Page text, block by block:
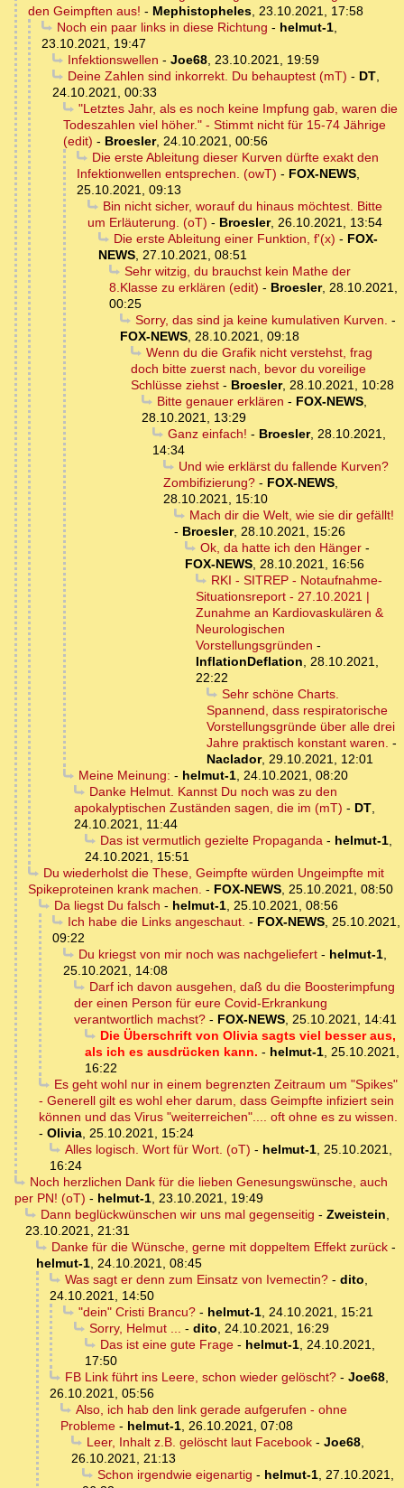
den Geimpften aus! - Mephistopheles, 23.10.2021, 17:58
Noch ein paar links in diese Richtung - helmut-1,
23.10.2021, 19:47
Infektionswellen - Joe68, 23.10.2021, 19:59
Deine Zahlen sind inkorrekt. Du behauptest (mT) - DT,
24.10.2021, 00:33
"Letztes Jahr, als es noch keine Impfung gab, waren die
Todeszahlen viel höher." - Stimmt nicht für 15-74 Jährige
(edit) - Broesler, 24.10.2021, 00:56
Die erste Ableitung dieser Kurven dürfte exakt den
Infektionwellen entsprechen. (owT) - FOX-NEWS,
25.10.2021, 09:13
Bin nicht sicher, worauf du hinaus möchtest. Bitte
um Erläuterung. (oT) - Broesler, 26.10.2021, 13:54
Die erste Ableitung einer Funktion, f'(x) - FOX-
NEWS, 27.10.2021, 08:51
Sehr witzig, du brauchst kein Mathe der
8.Klasse zu erklären (edit) - Broesler, 28.10.2021,
00:25
Sorry, das sind ja keine kumulativen Kurven. -
FOX-NEWS, 28.10.2021, 09:18
Wenn du die Grafik nicht verstehst, frag
doch bitte zuerst nach, bevor du voreilige
Schlüsse ziehst - Broesler, 28.10.2021, 10:28
Bitte genauer erklären - FOX-NEWS,
28.10.2021, 13:29
Ganz einfach! - Broesler, 28.10.2021,
14:34
Und wie erklärst du fallende Kurven?
Zombifizierung? - FOX-NEWS,
28.10.2021, 15:10
Mach dir die Welt, wie sie dir gefällt!
- Broesler, 28.10.2021, 15:26
Ok, da hatte ich den Hänger-
FOX-NEWS, 28.10.2021, 16:56
RKI - SITREP - Notaufnahme-
Situationsreport - 27.10.2021 |
Zunahme an Kardiovaskulären &
Neurologischen
Vorstellungsgründen -
InflationDeflation, 28.10.2021,
22:22
Sehr schöne Charts.
Spannend, dass respiratorische
Vorstellungsgründe über alle drei
Jahre praktisch konstant waren. -
Naclador, 29.10.2021, 12:01
Meine Meinung: - helmut-1, 24.10.2021, 08:20
Danke Helmut. Kannst Du noch was zu den
apokalyptischen Zuständen sagen, die im (mT) - DT,
24.10.2021, 11:44
Das ist vermutlich gezielte Propaganda- helmut-1,
24.10.2021, 15:51
Du wiederholst die These, Geimpfte würden Ungeimpfte mit
Spikeproteinen krank machen. - FOX-NEWS, 25.10.2021, 08:50
Da liegst Du falsch - helmut-1, 25.10.2021, 08:56
Ich habe die Links angeschaut. - FOX-NEWS, 25.10.2021,
09:22
Du kriegst von mir noch was nachgeliefert- helmut-1,
25.10.2021, 14:08
Darf ich davon ausgehen, daß du die Boosterimpfung
der einen Person für eure Covid-Erkrankung
verantwortlich machst? - FOX-NEWS, 25.10.2021, 14:41
Die Überschrift von Olivia sagts viel besser aus,
als ich es ausdrücken kann. - helmut-1, 25.10.2021,
16:22
Es geht wohl nur in einem begrenzten Zeitraum um "Spikes"
- Generell gilt es wohl eher darum, dass Geimpfte infiziert sein
können und das Virus "weiterreichen".... oft ohne es zu wissen.
- Olivia, 25.10.2021, 15:24
Alles logisch. Wort für Wort. (oT) - helmut-1, 25.10.2021,
16:24
Noch herzlichen Dank für die lieben Genesungswünsche, auch
per PN! (oT) - helmut-1, 23.10.2021, 19:49
Dann beglückwünschen wir uns mal gegenseitig - Zweistein,
23.10.2021, 21:31
Danke für die Wünsche, gerne mit doppeltem Effekt zurück-
helmut-1, 24.10.2021, 08:45
Was sagt er denn zum Einsatz von Ivemectin?- dito,
24.10.2021, 14:50
"dein" Cristi Brancu?- helmut-1, 24.10.2021, 15:21
Sorry, Helmut ... - dito, 24.10.2021, 16:29
Das ist eine gute Frage- helmut-1, 24.10.2021,
17:50
FB Link führt ins Leere, schon wieder gelöscht?- Joe68,
26.10.2021, 05:56
Also, ich hab den link gerade aufgerufen - ohne
Probleme - helmut-1, 26.10.2021, 07:08
Leer, Inhalt z.B. gelöscht laut Facebook- Joe68,
26.10.2021, 21:13
Schon irgendwie eigenartig - helmut-1, 27.10.2021,